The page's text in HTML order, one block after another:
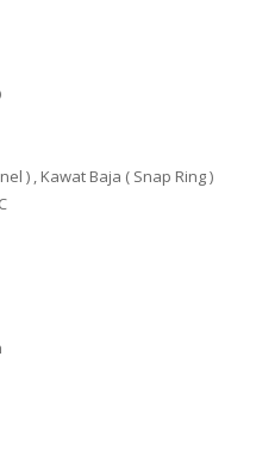
) , Kawat Baja ( Snap Ring )
C